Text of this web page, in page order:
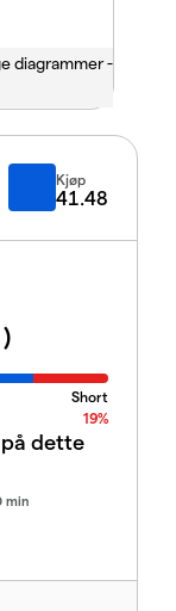
diagrammer -
Kjøp
41.48
Short
19%
dette
min